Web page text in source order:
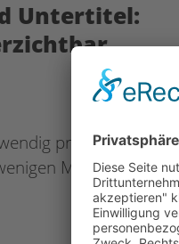
Untertitel:
produziertes
Menschen